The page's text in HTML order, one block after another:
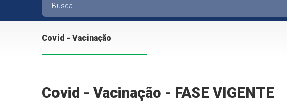
Covid - Vacinação
Covid - Vacinação - FASE VIGENTE